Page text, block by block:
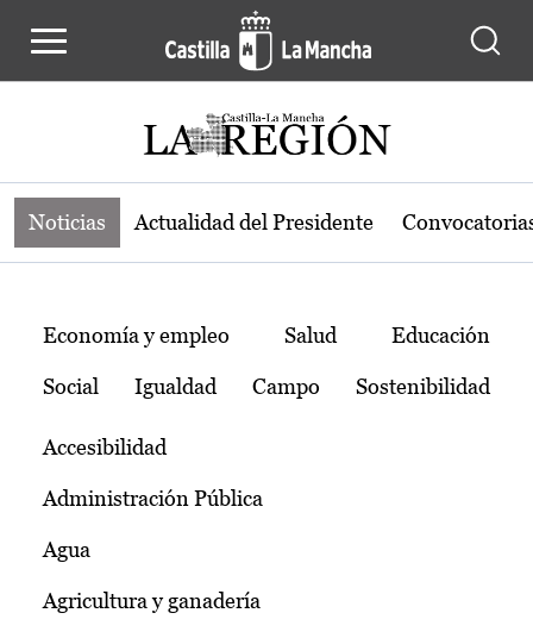
Noticias de la región de Castilla-La
Noticias Actualidad del Presidente
Temas
Economía y empleo Salud Educación
Social Igualdad Campo Sostenibilidad
Accesibilidad
Administración Pública
Agua
Agricultura y ganadería